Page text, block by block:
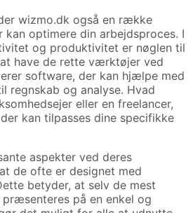
wizmo.dk også en række
kan optimere din arbejdsproces. I
og produktivitet er nøglen til
have de rette værktøjer ved
software, der kan hjælpe med
regnskab og analyse. Hvad
eller en freelancer,
kan tilpasses dine specifikke
aspekter ved deres
de ofte er designet med
betyder, at selv de mest
på en enkel og